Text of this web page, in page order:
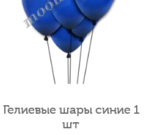
Гелиевые шары синие 1
шт